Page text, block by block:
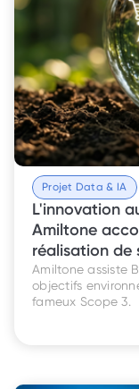
Projet Data & IA
L'innovation
Amiltone
réalisation de
Amiltone assiste
objectifs
fameux Scope 3.